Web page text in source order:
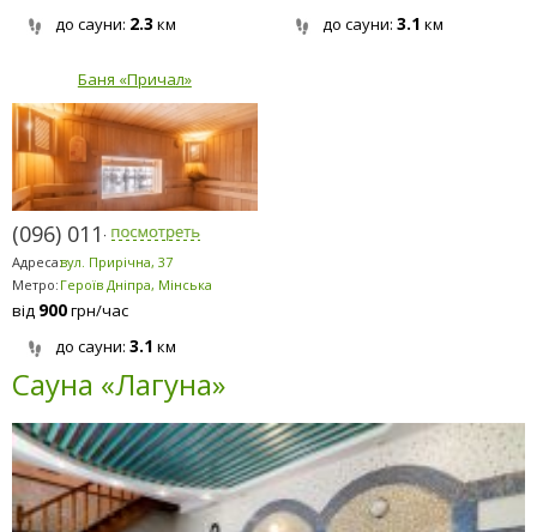
до сауни: 2.3 км
до сауни: 3.1 км
Баня «Причал»
(096) 011-2010
Адреса:вул. Прирічна, 37
Метро: Героїв Дніпра, Мінська
від 900грн/час
до сауни:3.1 км
Сауна «Лагуна»